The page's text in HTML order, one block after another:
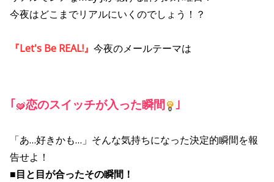
今夜はどこまでリアルにいくのでしょう！？
『Let's Be REAL!』 今夜のメールテーマは
｢ 恋のスイッチが入った瞬間 ｣
「あ…好きかも…」そんな気持ちになった決定的瞬間を報
告せよ！
■目と目が合ったその瞬間！